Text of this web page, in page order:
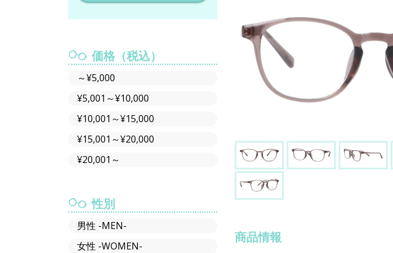
商品情報
価格（税込）
～¥5,000
¥5,001～¥10,000
¥10,001～¥15,000
¥15,001～¥20,000
¥20,001～
性別
男性 -MEN-
女性 -WOMEN-